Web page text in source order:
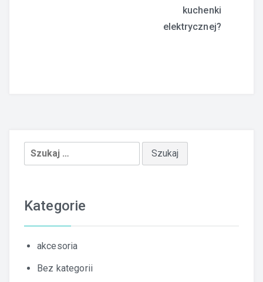
kuchenki
elektrycznej?
Szukaj:
Kategorie
akcesoria
Bez kategorii